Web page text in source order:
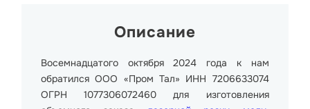
Описание
Восемнадцатого октября 2024 года к нам
обратился ООО «Пром Тал» ИНН 7206633074
ОГРН 1077306072460 для изготовления